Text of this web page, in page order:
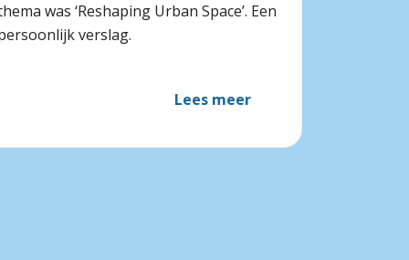
was ‘Reshaping Urban Space’. Een
verslag.
Lees meer